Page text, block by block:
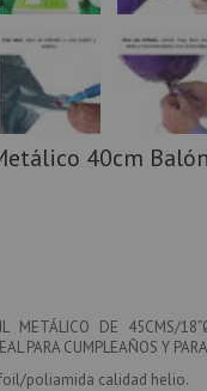
40cm
METÁLICO DE 45CMS/
PARA CUMPLEAÑOS Y
poliamida calidad helio.